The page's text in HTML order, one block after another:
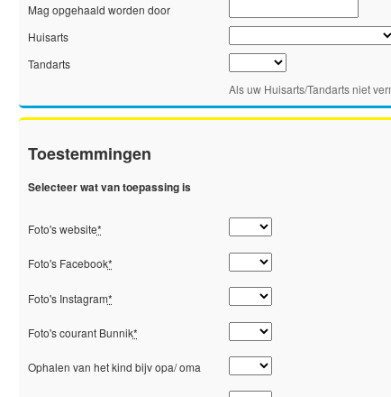
Mag opgehaald worden door
Huisarts
Tandarts
Als uw Huisarts/Tandarts niet
Toestemmingen
Selecteer wat van toepassing is
Foto's website*
Foto's Facebook*
Foto's Instagram*
Foto's courant Bunnik*
Ophalen van het kind bijv opa/ oma